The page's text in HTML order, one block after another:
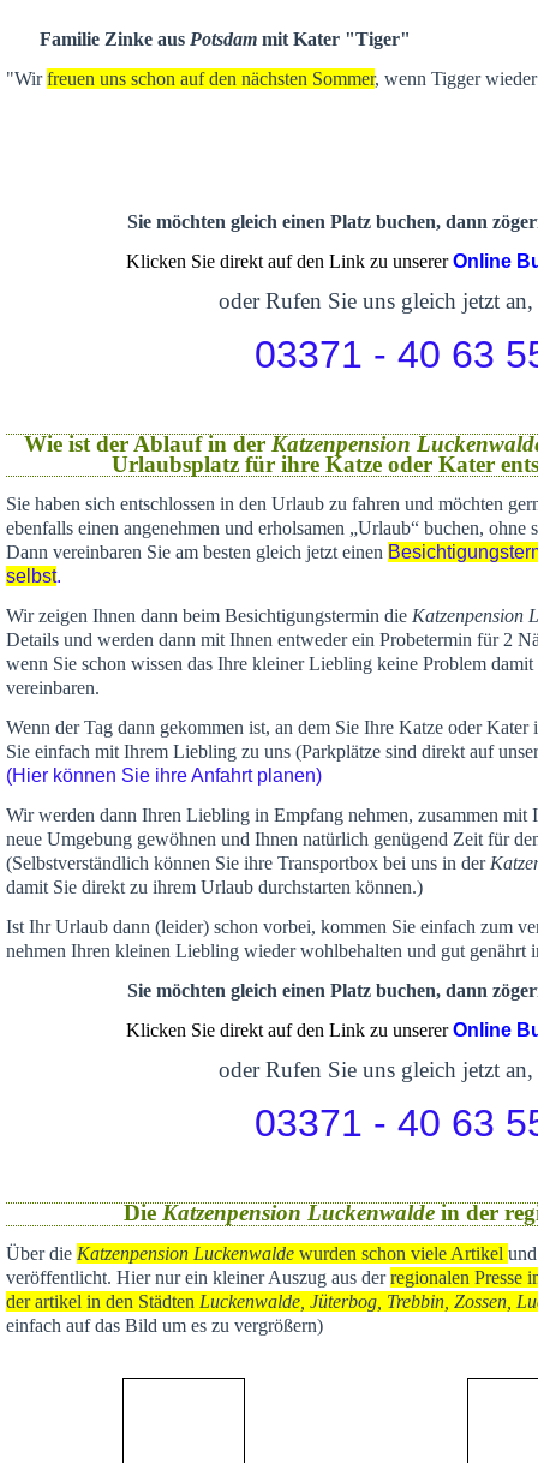
Familie Zinke aus Potsdam mit Kater "Tiger"
"Wirfreuen uns schon auf den nächsten Sommer, wenn Tigger
Sie möchten gleich einen Platz buchen, dann
Klicken Sie direkt auf den Link zu unsererOnline
oder Rufen Sie uns gleich jetzt an,
03371 - 40 63
Wie ist der Ablauf in der Katzenpension
Urlaubsplatz für ihre Katze oder Kater
Sie haben sich entschlossen in den Urlaub zu fahren und möchten
ebenfalls einen angenehmen und erholsamen „Urlaub“ buchen, ohne
Dann vereinbaren Sie am besten gleich jetzt einen
selbst.
Wir zeigen Ihnen dann beim Besichtigungstermin die Katzenpension
Details und werden dann mit Ihnen entweder ein Probetermin für 2
wenn Sie schon wissen das Ihre kleiner Liebling keine Problem
vereinbaren.
Wenn der Tag dann gekommen ist, an dem Sie Ihre Katze oder
Sie einfach mit Ihrem Liebling zu uns (Parkplätze sind direkt auf
(Hier können Sie ihre Anfahrt planen)
Wir werden dann Ihren Liebling in Empfang nehmen, zusammen mit
neue Umgebung gewöhnen und Ihnen natürlich genügend Zeit für
(Selbstverständlich können Sie ihre Transportbox bei uns in der
damit Sie direkt zu ihrem Urlaub durchstarten können.)
Ist Ihr Urlaub dann (leider) schon vorbei, kommen Sie einfach zum
nehmen Ihren kleinen Liebling wieder wohlbehalten und gut genährt
Sie möchten gleich einen Platz buchen, dann
Klicken Sie direkt auf den Link zu unsererOnline
oder Rufen Sie uns gleich jetzt an,
03371 - 40 63
Die Katzenpension Luckenwaldein der
Über die Katzenpension Luckenwalde wurden schon viele Artikel
veröffentlicht. Hier nur ein kleiner Auszug aus derregionalen Presse
der artikel in den Städten Luckenwalde, Jüterbog, Trebbin, Zossen,
einfach auf das Bild um es zu vergrößern)